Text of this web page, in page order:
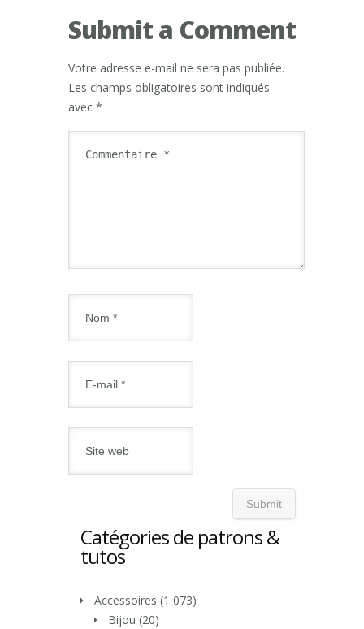
Submit a Comment
Votre adresse e-mail ne sera pas publiée.
Les champs obligatoires sont indiqués
avec *
Catégories de patrons &
tutos
Accessoires (1 073)
Bijou (20)